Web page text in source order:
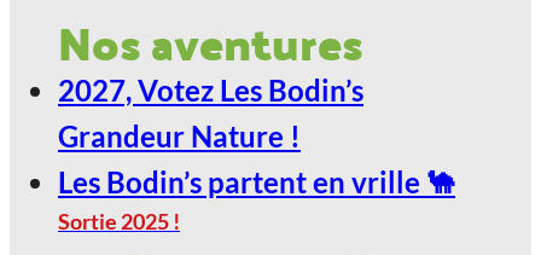
Nature !
29
Jan
LE SCARABÉE / ROANNE
Nos aventures
2027, Votez Les Bodin’s
Grandeur Nature !
Les Bodin’s partent en vrille 🐪
Sortie 2025 !